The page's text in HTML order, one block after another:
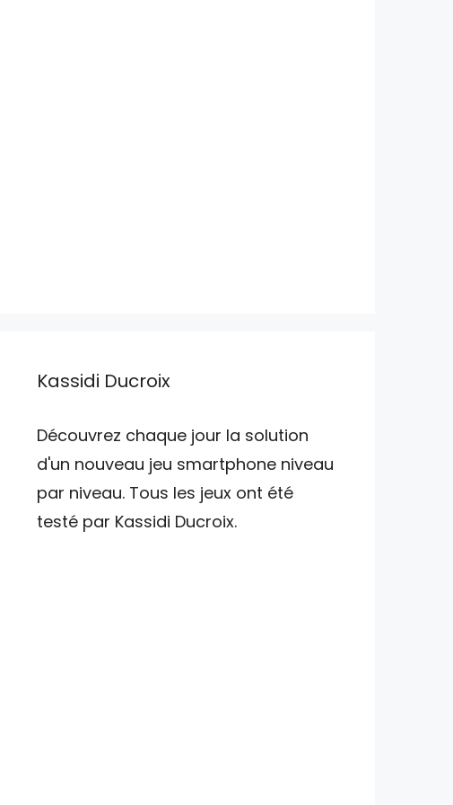
Kassidi Ducroix
Découvrez chaque jour la solution
d'un nouveau jeu smartphone niveau
par niveau. Tous les jeux ont été
testé par Kassidi Ducroix.